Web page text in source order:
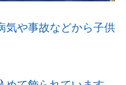
気や事故などから子供